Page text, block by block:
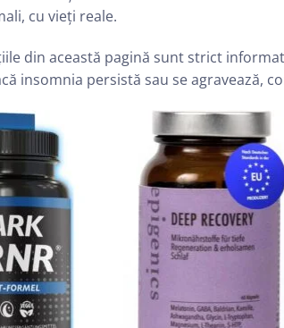
cu vieți reale.
din această pagină sunt strict
insomnia persistă sau se agravează,
to wishlist Add to